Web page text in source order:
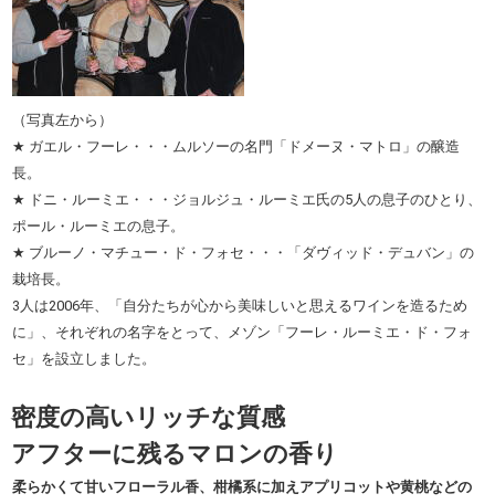
（写真左から）
★ ガエル・フーレ・・・ムルソーの名門「ドメーヌ・マトロ」の醸造
長。
★ ドニ・ルーミエ・・・ジョルジュ・ルーミエ氏の5人の息子のひとり、
ポール・ルーミエの息子。
★ ブルーノ・マチュー・ド・フォセ・・・「ダヴィッド・デュバン」の
栽培長。
3人は2006年、「自分たちが心から美味しいと思えるワインを造るため
に」、それぞれの名字をとって、メゾン「フーレ・ルーミエ・ド・フォ
セ」を設立しました。
密度の高いリッチな質感
アフターに残るマロンの香り
柔らかくて甘いフローラル香、柑橘系に加えアプリコットや黄桃などの